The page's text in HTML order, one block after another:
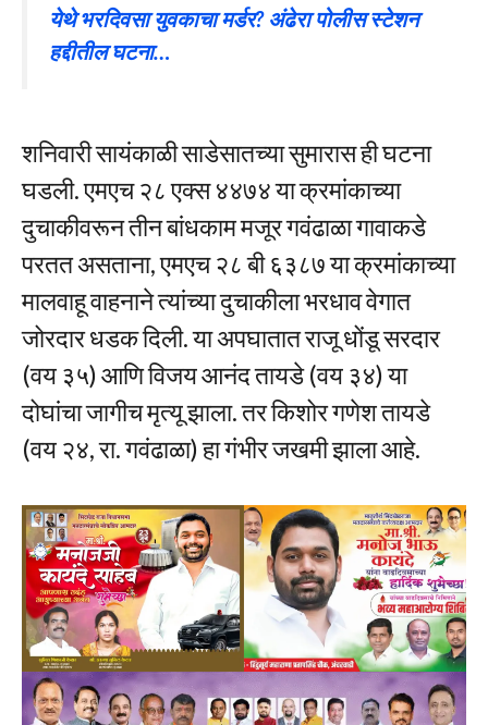
येथे भरदिवसा युवकाचा मर्डर? अंढेरा पोलीस स्टेशन
हद्दीतील घटना…
शनिवारी सायंकाळी साडेसातच्या सुमारास ही घटना
घडली. एमएच २८ एक्स ४४७४ या क्रमांकाच्या
दुचाकीवरून तीन बांधकाम मजूर गवंढाळा गावाकडे
परतत असताना, एमएच २८ बी ६३८७ या क्रमांकाच्या
मालवाहू वाहनाने त्यांच्या दुचाकीला भरधाव वेगात
जोरदार धडक दिली. या अपघातात राजू धोंडू सरदार
(वय ३५) आणि विजय आनंद तायडे (वय ३४) या
दोघांचा जागीच मृत्यू झाला. तर किशोर गणेश तायडे
(वय २४, रा. गवंढाळा) हा गंभीर जखमी झाला आहे.